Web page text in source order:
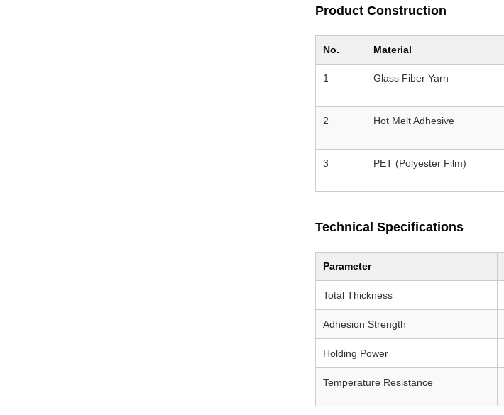
Product Construction
No. Material
1 Glass Fiber Yarn
2 Hot Melt Adhesive
3 PET (Polyester Film)
Technical Specifications
Parameter
Total Thickness
Adhesion Strength
Holding Power
Temperature Resistance